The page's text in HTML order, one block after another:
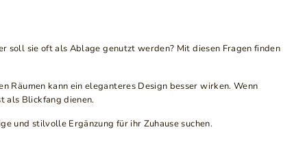
soll sie oft als Ablage genutzt werden? Mit diesen Fragen finden
Räumen kann ein eleganteres Design besser wirken. Wenn
als Blickfang dienen.
und stilvolle Ergänzung für ihr Zuhause suchen.